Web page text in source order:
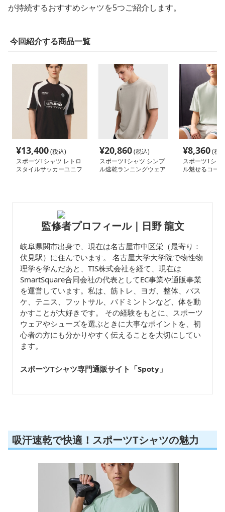
が持続するおすすめシャツを5つご紹介します。
今回紹介する商品一覧
¥13,400(税込)
スポーツTシャツ レトロ
スタイルサッカーユニフ
¥20,860(税込)
スポーツTシャツ シンプ
ル速乾ランニングウェア
¥8,360(税
スポーツTシャ
ル魅せるコー
監修者プロフィール｜日野 龍文
岐阜県関市出身で、現在は名古屋市中区栄（最寄り：
伏見駅）に住んでいます。 名古屋大学大学院で物性物
理学を学んだあと、TIS株式会社を経て、現在は
SmartSquare合同会社の代表としてEC事業や通販事業
を運営しています。私は、筋トレ、ヨガ、整体、バス
ケ、テニス、フットサル、バドミントンなど、体を動
かすことが大好きです。 その経験をもとに、スポーツ
ウェアやシューズを選ぶときに大事なポイントを、初
心者の方にも分かりやすく伝えることを大切にしてい
ます。
スポーツTシャツ専門通販サイト「Spoty 」
吸汗速乾で快適！スポーツTシャツの魅力